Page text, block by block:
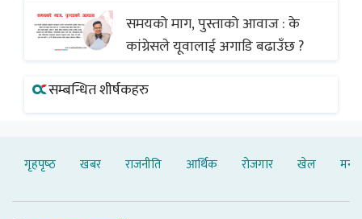
समयको माग, पुस्ताको आवाज : के
कांग्रेसले यूवालाई अगाडि बढाउँछ ?
सम्बन्धित शीर्षकहरु
गृहपृष्‍ठ खबर राजनीति आर्थिक रोजगार खेल